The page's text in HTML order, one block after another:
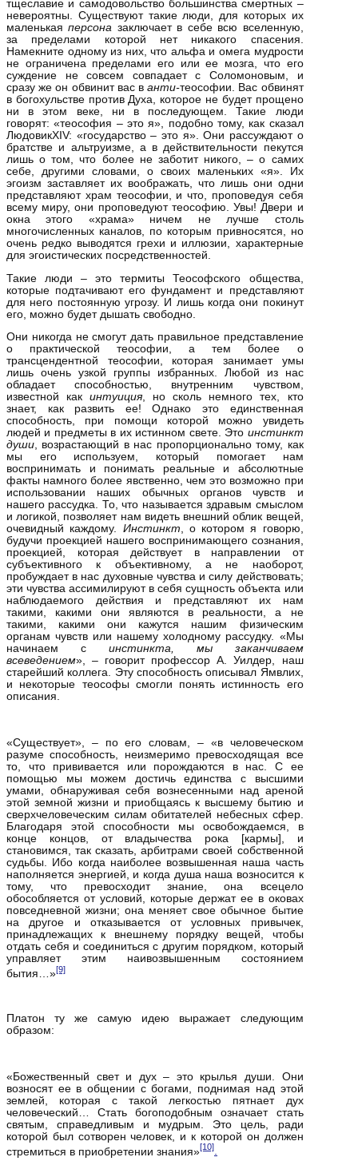
тщеславие и самодовольство большинства смертных –
невероятны. Существуют такие люди, для которых их
маленькаяперсона заключает в себе всю вселенную,
за пределами которой нет никакого спасения.
Намекните одному из них, что альфа и омега мудрости
не ограничена пределами его или ее мозга, что его
суждение не совсем совпадает с Соломоновым, и
сразу же он обвинит вас ванти‑теософии. Вас обвинят
в богохульстве против Духа, которое не будет прощено
ни в этом веке, ни в последующем. Такие люди
говорят: «теософия – это я», подобно тому, как сказал
ЛюдовикXIV: «государство – это я». Они рассуждают о
братстве и альтруизме, а в действительности пекутся
лишь о том, что более не заботит никого, – о самих
себе, другими словами, о своих маленьких «я». Их
эгоизм заставляет их воображать, что лишь они одни
представляют храм теософии, и что, проповедуя себя
всему миру, они проповедуют теософию. Увы! Двери и
окна этого «храма» ничем не лучше столь
многочисленных каналов, по которым привносятся, но
очень редко выводятся грехи и иллюзии, характерные
для эгоистических посредственностей.
Такие люди – это термиты Теософского общества,
которые подтачивают его фундамент и представляют
для него постоянную угрозу. И лишь когда они покинут
его, можно будет дышать свободно.
Они никогда не смогут дать правильное представление
о практической теософии, а тем более о
трансцендентной теософии, которая занимает умы
лишь очень узкой группы избранных. Любой из нас
обладает способностью, внутренним чувством,
известной какинтуиция, но сколь немного тех, кто
знает, как развить ее! Однако это единственная
способность, при помощи которой можно увидеть
людей и предметы в их истинном свете. Это инстинкт
души, возрастающий в нас пропорционально тому, как
мы его используем, который помогает нам
воспринимать и понимать реальные и абсолютные
факты намного более явственно, чем это возможно при
использовании наших обычных органов чувств и
нашего рассудка. То, что называется здравым смыслом
и логикой, позволяет нам видеть внешний облик вещей,
очевидный каждому. Инстинкт, о котором я говорю,
будучи проекцией нашего воспринимающего сознания,
проекцией, которая действует в направлении от
субъективного к объективному, а не наоборот,
пробуждает в нас духовные чувства и силу действовать;
эти чувства ассимилируют в себя сущность объекта или
наблюдаемого действия и представляют их нам
такими, какими они являются в реальности, а не
такими, какими они кажутся нашим физическим
органам чувств или нашему холодному рассудку. «Мы
начинаем с инстинкта, мы заканчиваем
всеведением», – говорит профессор А. Уилдер, наш
старейший коллега. Эту способность описывал Ямвлих,
и некоторые теософы смогли понять истинность его
описания.
«Существует», – по его словам, – «в человеческом
разуме способность, неизмеримо превосходящая все
то, что прививается или порождаются в нас. С ее
помощью мы можем достичь единства с высшими
умами, обнаруживая себя вознесенными над ареной
этой земной жизни и приобщаясь к высшему бытию и
сверхчеловеческим силам обитателей небесных сфер.
Благодаря этой способности мы освобождаемся, в
конце концов, от владычества рока [кармы], и
становимся, так сказать, арбитрами своей собственной
судьбы. Ибо когда наиболее возвышенная наша часть
наполняется энергией, и когда душа наша возносится к
тому, что превосходит знание, она всецело
обособляется от условий, которые держат ее в оковах
повседневной жизни; она меняет свое обычное бытие
на другое и отказывается от условных привычек,
принадлежащих к внешнему порядку вещей, чтобы
отдать себя и соединиться с другим порядком, который
управляет этим наивозвышенным состоянием
бытия…»[9]
Платон ту же самую идею выражает следующим
образом:
«Божественный свет и дух – это крылья души. Они
возносят ее в общении с богами, поднимая над этой
землей, которая с такой легкостью пятнает дух
человеческий… Стать богоподобным означает стать
святым, справедливым и мудрым. Это цель, ради
которой был сотворен человек, и к которой он должен
стремиться в приобретении знания»[10].